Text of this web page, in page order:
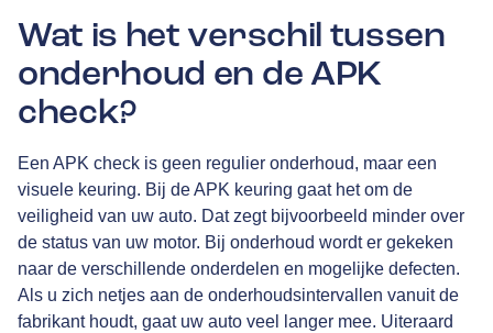
Wat is het verschil tussen
onderhoud en de APK
check?
Een APK check is geen regulier onderhoud, maar een
visuele keuring. Bij de APK keuring gaat het om de
veiligheid van uw auto. Dat zegt bijvoorbeeld minder over
de status van uw motor. Bij onderhoud wordt er gekeken
naar de verschillende onderdelen en mogelijke defecten.
Als u zich netjes aan de onderhoudsintervallen vanuit de
fabrikant houdt, gaat uw auto veel langer mee. Uiteraard